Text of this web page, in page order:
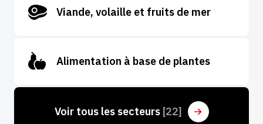
Viande, volaille et fruits de mer
Alimentation à base de plantes
Voir tous les secteurs [22]